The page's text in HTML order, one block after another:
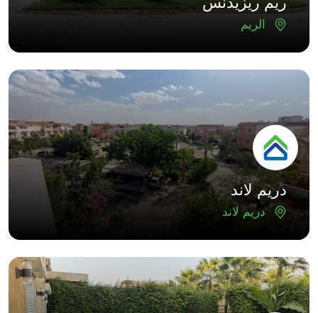
الريم
دريم لاند
دريم لاند